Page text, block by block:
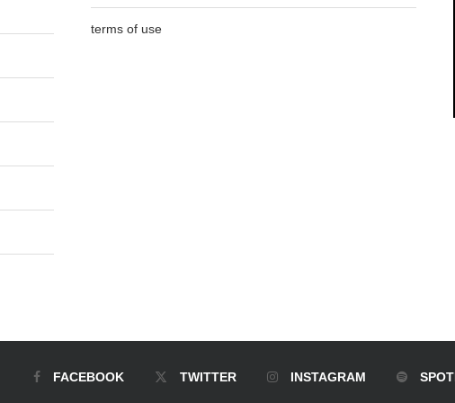
terms of use
FACEBOOK TWITTER INSTAGRAM